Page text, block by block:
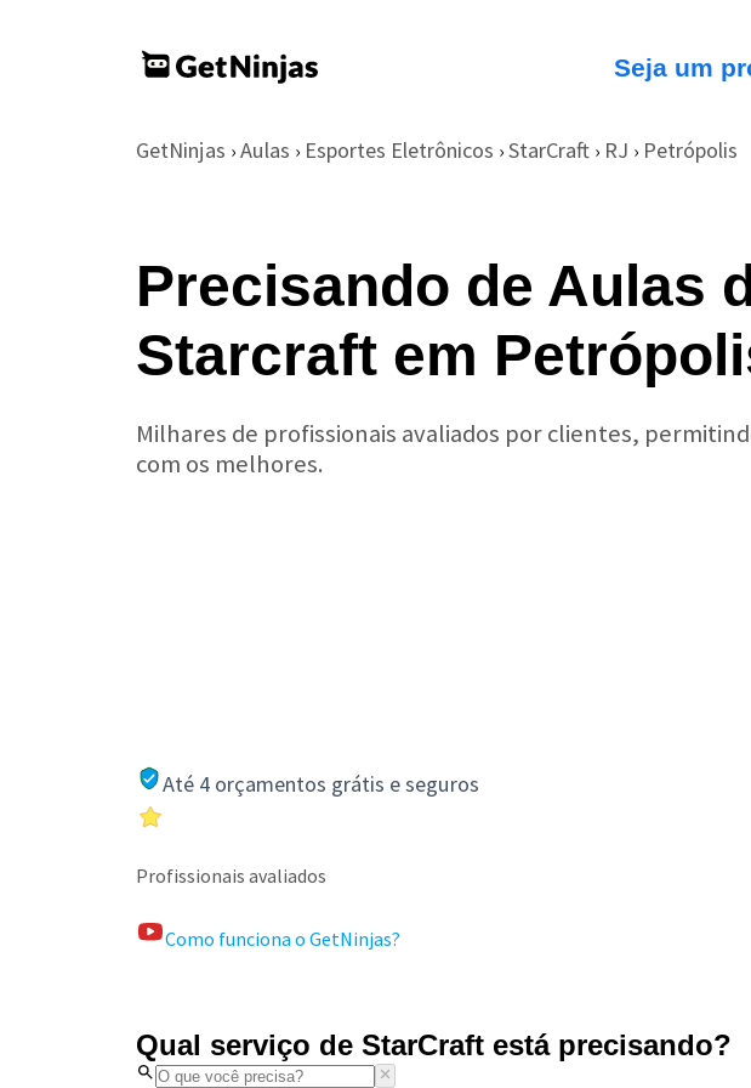
Seja um
GetNinjas › Aulas › Esportes Eletrônicos › StarCraft › RJ › Petrópolis
Precisando de Aulas
Starcraft em
Milhares de profissionais avaliados por clientes,
com os melhores.
Até 4 orçamentos grátis e seguros
Profissionais avaliados
Como funciona o GetNinjas?
Qual serviço de StarCraft está precisando?